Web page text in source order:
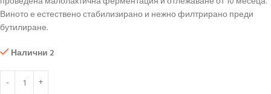
Виното е естествено стабилизирано и нежно филтрирано преди
бутилиране.
Налични 2